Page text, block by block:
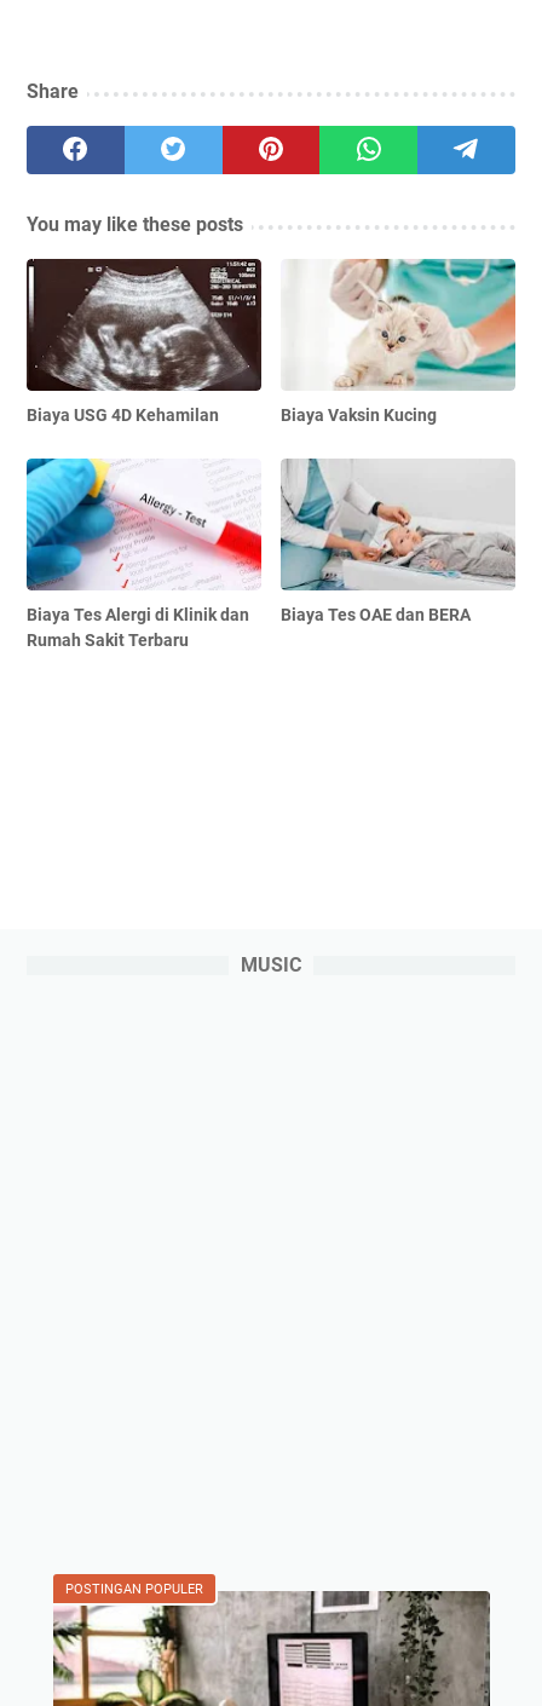
Share
You may like these posts
Biaya USG 4D Kehamilan Biaya Vaksin Kucing
Biaya Tes Alergi di Klinik dan
Rumah Sakit Terbaru
Biaya Tes OAE dan BERA
MUSIC
POSTINGAN POPULER